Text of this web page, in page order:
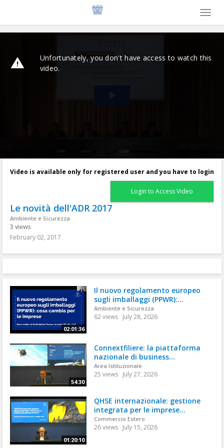
Toggle
Video is available only for registered user and you have to login
Login to Access Video
Le novità dell'ADR 2017
Ambiente e Sicurezza
3 views
February 02, 2017
02:01:36
Il nuovo regolamento europeo
sugli imballaggi (PPWR):...
Ambiente e Sicurezza
62 views July 28, 2026
54:30
Connextfiliere: la piattaforma
nazionale di business...
Area Istituzionale
25 views July 27, 2026
01:20:10
QHSE internazionale: gestione
integrata per le imprese...
Commercio Estero
26 views July 15, 2026